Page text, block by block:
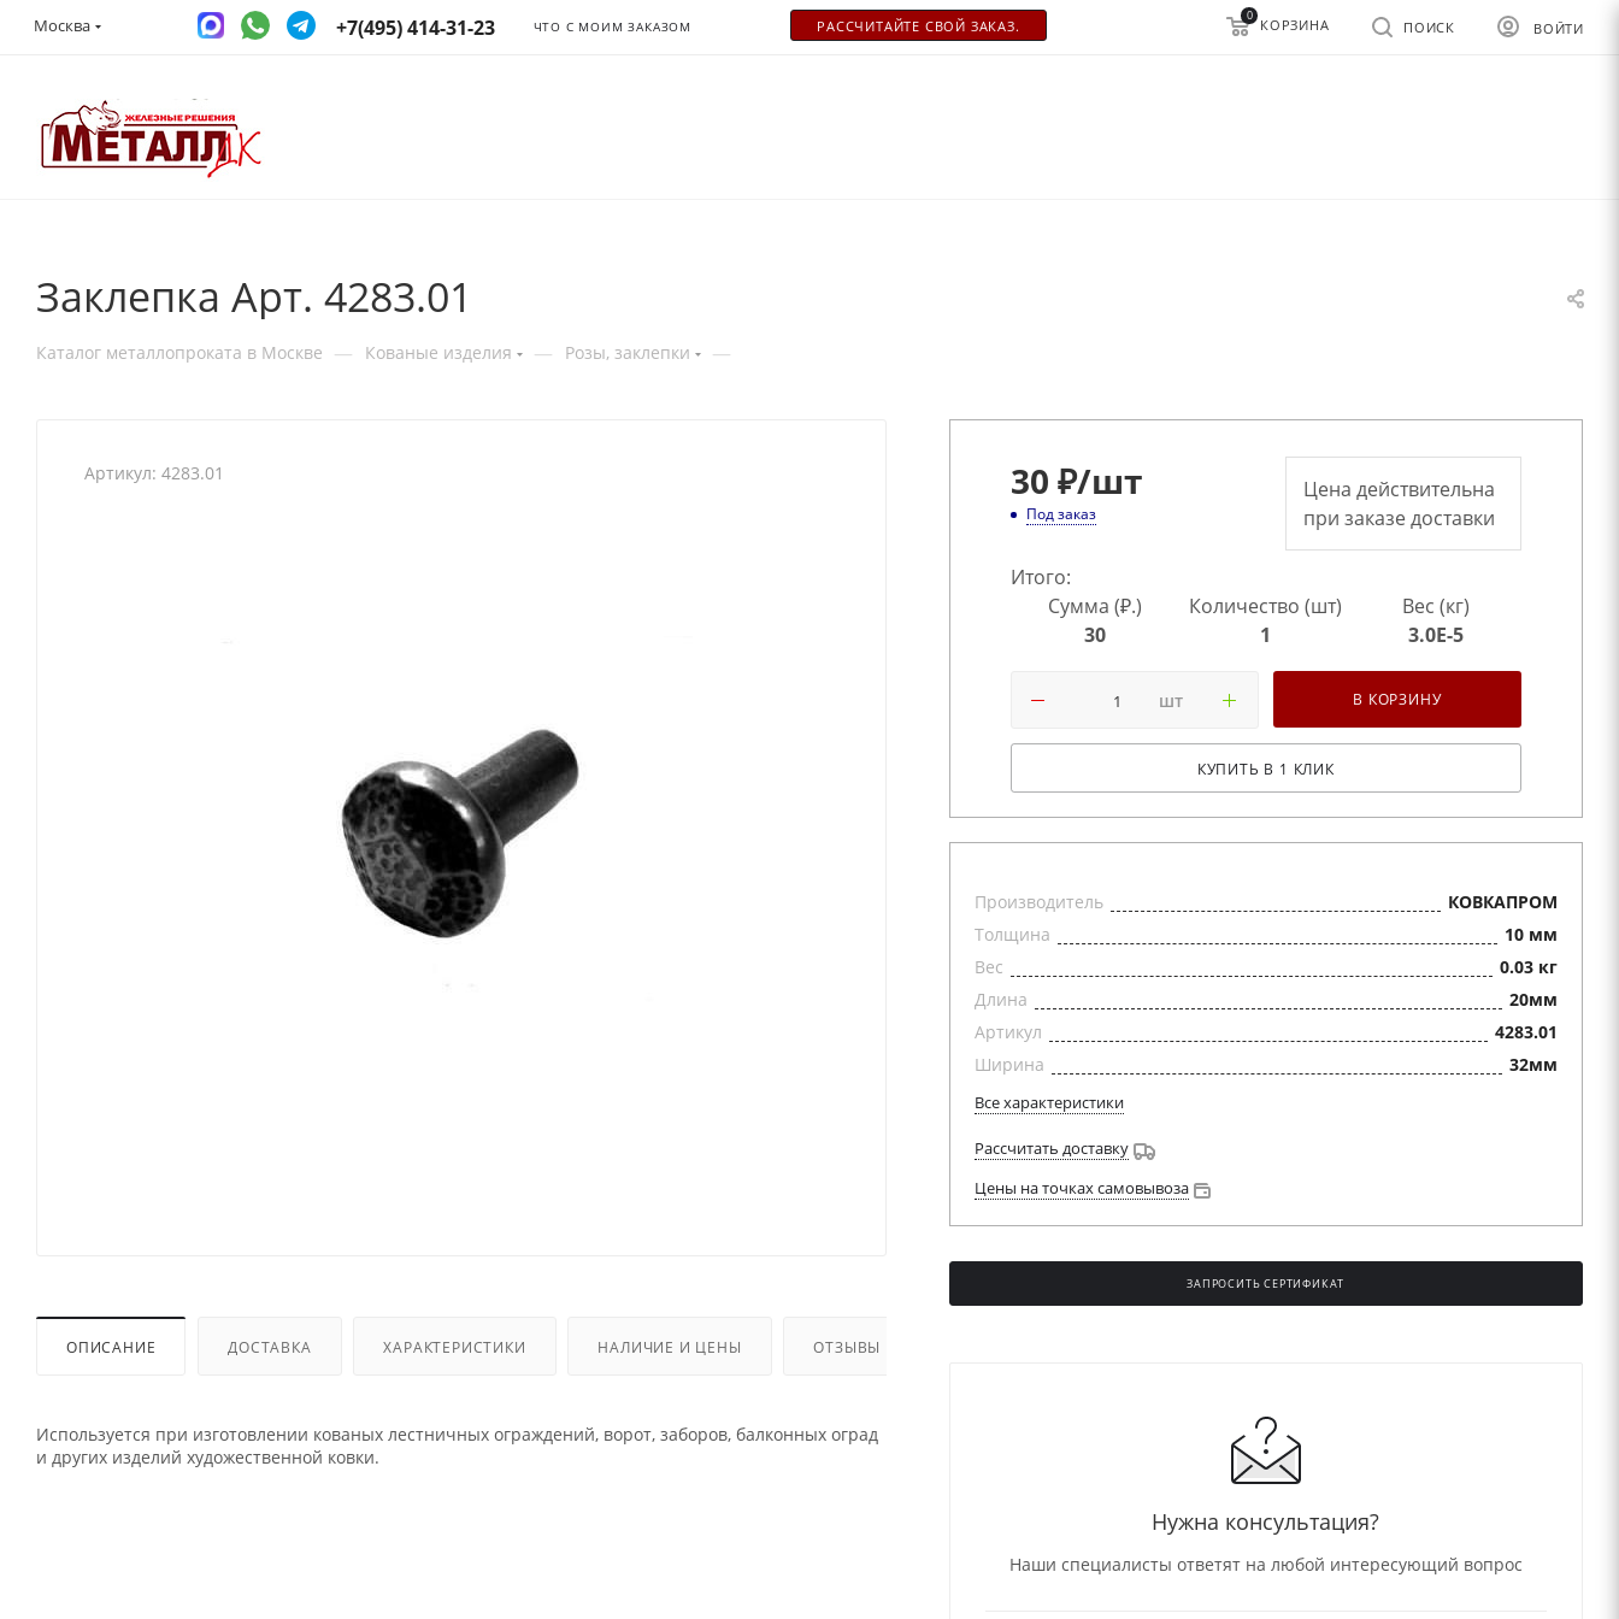
Москва +7(495) 414-31-23 ЧТО С МОИМ ЗАКАЗОМ РАСCЧИТАЙТЕ СВОЙ ЗАКАЗ. ВОЙТИ
ПОИСК
0
КОРЗИНА
Заклепка Арт. 4283.01
Каталог металлопроката в Москве — Кованые изделия — Розы, заклепки —
Артикул: 4283.01
ОПИСАНИЕ ДОСТАВКА ХАРАКТЕРИСТИКИ НАЛИЧИЕ И ЦЕНЫ ОТЗЫВЫ
Используется при изготовлении кованых лестничных ограждений, ворот, заборов, балконных оград
и других изделий художественной ковки.
30 ₽/шт
Под заказ
Цена действительна
при заказе доставки
Итого:
Сумма (₽.)
30
Количество (шт)
1
Вес (кг)
3.0E-5
шт В КОРЗИНУ
КУПИТЬ В 1 КЛИК
Производитель
КОВКАПРОМ
Толщина
10 мм
Вес
0.03 кг
Длина
20мм
Артикул
4283.01
Ширина
32мм
Все характеристики
Рассчитать доставку
Цены на точках самовывоза
ЗАПРОСИТЬ СЕРТИФИКАТ
Нужна консультация?
Наши специалисты ответят на любой интересующий вопрос